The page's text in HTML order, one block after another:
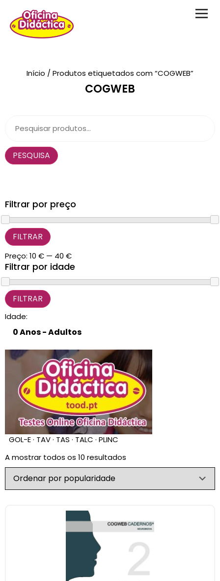
Brinquedos
Material de Intervenção
Início / Produtos etiquetados com “COGWEB”
COGWEB
PESQUISA
Filtrar por preço
FILTRAR
Preço: 10 € — 40 €
Filtrar por idade
Idade:
GOL-E · TAV · TAS · TALC · PLINC
A mostrar todos os 10 resultados